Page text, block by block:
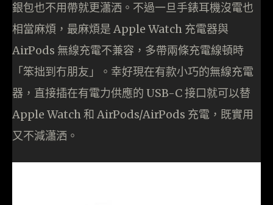
銀包也不用帶就更瀟洒。不過一旦手錶耳機沒電也
相當麻煩，最麻煩是 Apple Watch 充電器與
AirPods 無線充電不兼容，多帶兩條充電線頓時
「笨拙到冇朋友」。幸好現在有款小巧的無線充電
器，直接插在有電力供應的 USB-C 接口就可以替
Apple Watch 和 AirPods/AirPods 充電，既實用
又不減瀟洒。